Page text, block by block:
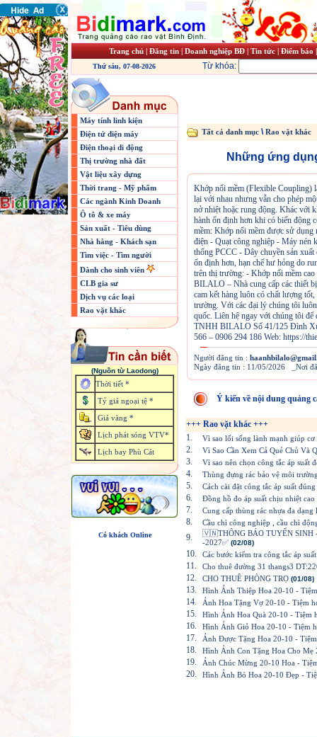
Trang chủ|Đăng tin|Doanh nghiệp BĐ|Tin tức|Điểm báo
Thứ sáu, 07-08-2026 Từ khóa:
Máy tính linh kiện
Điện tử điện máy
Điện thoại di động
Thị trường nhà đất
Vật liệu xây dựng
Thời trang - Mỹ phẩm
Các ngành Kinh Doanh
Ô tô & xe máy
Sản xuất - Tiêu dùng
Nhà hàng - Khách sạn
Tìm việc - Tìm người
Dành cho sinh viên
CLB gia sư
Dịch vụ các loại
Rao vặt khác
(Nguồn từ Laodong)
Thời tiết *
Tỷ giá ngoại tệ *
Giá vàng *
Lịch phát sóng VTV*
Lịch bay Phù Cát
Có khách Online
Tất cả danh mục \Rao vặt khác
Những ứng
Khớp nối mềm (Flexible Coupling)
lại với nhau nhưng vẫn cho phép
nở nhiệt hoặc rung động. Khác với
hành ổn định hơn khi có biến động
mềm: Khớp nối mềm được sử
điện - Quạt công nghiệp - Máy
thống PCCC - Dây chuyền sản
ổn định hơn, hạn chế hư hỏng do
trên thị trường: - Khớp nối mềm
BILALO – Nhà cung cấp các thiết
cam kết hàng luôn có chất lượng
trường. Với các đại lý chúng tôi
quốc. Liên hệ ngay với chúng tôi
TNHH BILALO Số 41/125 Đình
566 – 0906 294 186 Web: https://
Người đăng tin :
Ngày đăng tin : 11/05/2026 _Nơi
Ý kiến về nội dung quảng
+++ Rao vặt khác +++
1.
Vì sao lối sống lành mạnh giúp
2. Vì Sao Cần Xem Cả Quẻ Chủ Và
3. Vì sao nên chọn công tắc áp suất
4. Thùng đựng rác bảo vệ môi
5. Cách cài đặt công tắc áp suất
6. Đồng hồ đo áp suất chịu nhiệt cao
7. Cung cấp thùng rác nhựa đa
8. Cầu chì công nghiệp , cầu chì
9.
🇻🇳THÔNG BÁO TUYỂN SINH
-2027✅ (02/08)
10. Các bước kiểm tra công tắc áp suất
11. Cho thuê đường 31 thangs3
12. CHO THUÊ PHÒNG TRỌ (01/08)
13. Hình Ảnh Thiệp Hoa 20-10 -
14. Ảnh Hoa Tặng Vợ 20-10 - Tiệm
15. Hình Ảnh Hoa Quà 20-10 - Tiệm
16. Hình Ảnh Giỏ Hoa 20-10 - Tiệm
17. Ảnh Được Tặng Hoa 20-10 -
18. Hình Ảnh Con Tặng Hoa Cho Mẹ
19. Ảnh Chúc Mừng 20-10 Hoa -
20. Hình Ảnh Bó Hoa 20-10 Đẹp -